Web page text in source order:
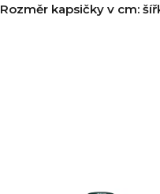
Rozměr kapsičky v cm: